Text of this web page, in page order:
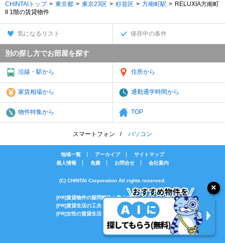
CHINTAIトップ 東京都 東京23区 杉並区 方南町駅
RELUXIA方南町
II 1階の賃貸物件
気になるリスト 保存中の条件
別の探し方でお部屋を探す
沿線・駅から 住所から
家賃相場から 通勤通学時間から
物件特集から TOP
スマートフォン パソコン
地域一覧 アーカイブ
サイトマップ
個人情報
免責 お問合せ 会社案内
(C) CHINTAI Corporation All rights reserved.
[PR]賃貸物件の疑問解決！教えてエイブルAGENT
[PR]賃貸生活の工夫を紹介！CHINTAI情報局
[PR]女性の賃貸生活を応援！Woman.CHINTAI